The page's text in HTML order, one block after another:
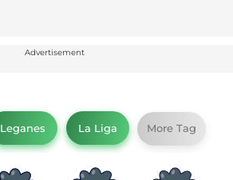
Advertisement
Leganes La Liga More Tag